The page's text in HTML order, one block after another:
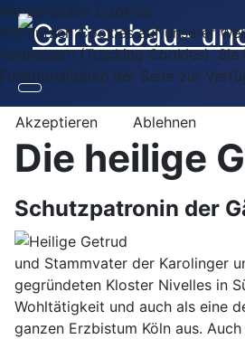
Die heilige
Schutzpatronin der
und Stammvater der Karolinger
gegründeten Kloster Nivelles in
Wohltätigkeit und auch als eine
ganzen Erzbistum Köln aus.
Wir benutzen Cookies
Wir nutzen Cookies auf unserer
verbessern (Tracking Cookies).
Funktionalitäten der Seite zur
Akzeptieren
Ablehnen